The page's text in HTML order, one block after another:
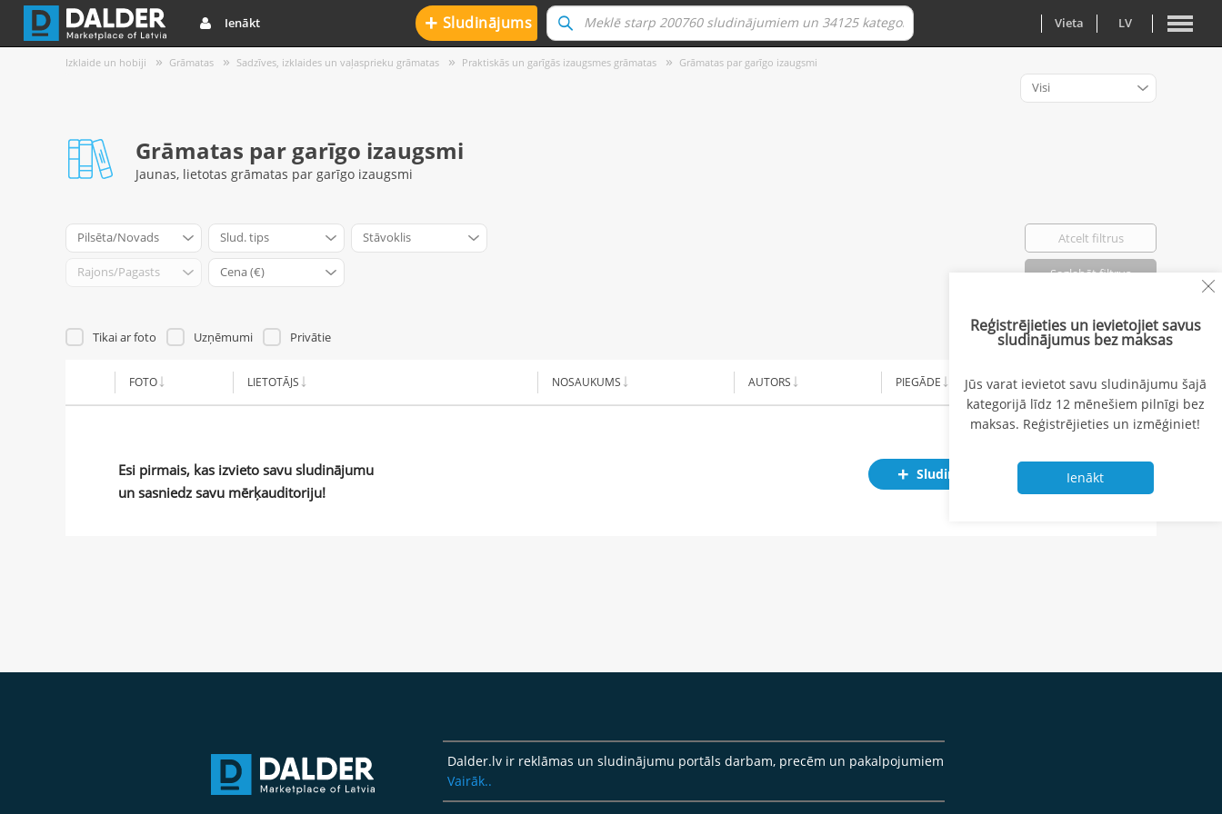
Ienākt + Sludinājums Vieta LV
Izklaide un hobiji Grāmatas Sadzīves, izklaides un vaļasprieku grāmatas Praktiskās un garīgās izaugsmes grāmatas Grāmatas par garīgo izaugsmi
Grāmatas par garīgo izaugsmi
Jaunas, lietotas grāmatas par garīgo izaugsmi
Pilsēta/Novads Slud. tips Stāvoklis
Rajons/Pagasts Cena (€)
Atcelt filtrus
Saglabāt filtrus
Visi
Tikai ar foto Uzņēmumi Privātie Atlasīti: 0
FOTO LIETOTĀJS NOSAUKUMS AUTORS PIEGĀDE CENA
Esi pirmais, kas izvieto savu sludinājumu
un sasniedz savu mērķauditoriju!
Sludinājums
Reģistrējieties un ievietojiet savus
sludinājumus bez maksas
Jūs varat ievietot savu sludinājumu šajā
kategorijā līdz 12 mēnešiem pilnīgi bez
maksas. Reģistrējieties un izmēģiniet!
Ienākt
Dalder.lv ir reklāmas un sludinājumu portāls darbam, precēm un pakalpojumiem
Vairāk..